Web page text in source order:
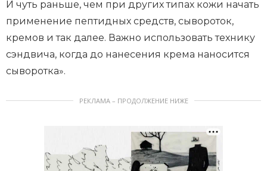
И чуть раньше, чем при других типах кожи начать
применение пептидных средств, сывороток,
кремов и так далее. Важно использовать технику
сэндвича, когда до нанесения крема наносится
сыворотка».
РЕКЛАМА – ПРОДОЛЖЕНИЕ НИЖЕ